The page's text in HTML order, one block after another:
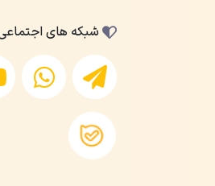
شبکه های